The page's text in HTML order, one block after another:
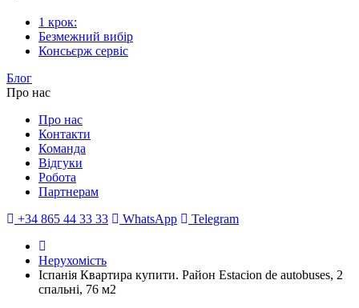
1 крок:
Безмежний вибір
Консьєрж сервіс
Блог
Про нас
Про нас
Контакти
Команда
Відгуки
Робота
Партнерам
+34 865 44 33 33
WhatsApp Telegram
Нерухомість
Іспанія Квартира купити. Район Estacion de autobuses, 2
спальні, 76 м2